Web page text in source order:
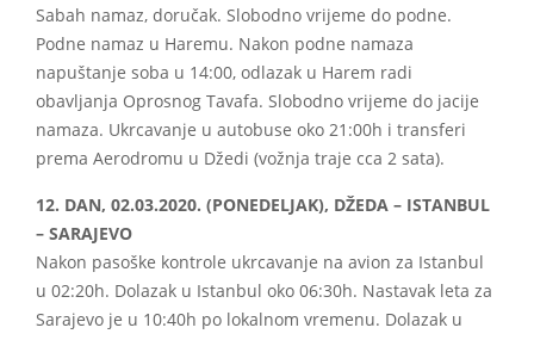
Sabah namaz, doručak. Slobodno vrijeme do podne.
Podne namaz u Haremu. Nakon podne namaza
napuštanje soba u 14:00, odlazak u Harem radi
obavljanja Oprosnog Tavafa. Slobodno vrijeme do jacije
namaza. Ukrcavanje u autobuse oko 21:00h i transferi
prema Aerodromu u Džedi (vožnja traje cca 2 sata).
12. DAN, 02.03.2020. (PONEDELJAK), DŽEDA – ISTANBUL
– SARAJEVO
Nakon pasoške kontrole ukrcavanje na avion za Istanbul
u 02:20h. Dolazak u Istanbul oko 06:30h. Nastavak leta za
Sarajevo je u 10:40h po lokalnom vremenu. Dolazak u